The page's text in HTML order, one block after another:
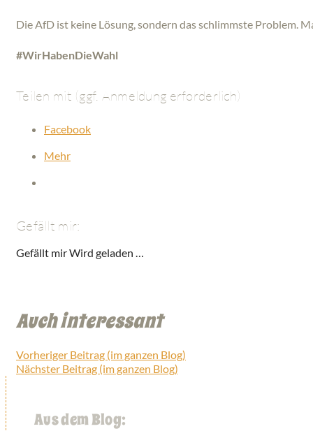
Die AfD ist keine Lösung, sondern das schlimmste Problem.
#WirHabenDieWahl
Teilen mit (ggf. Anmeldung erforderlich)
Facebook
Mehr
Gefällt mir:
Gefällt mirWird geladen …
Auch interessant
Vorheriger Beitrag (im ganzen Blog)
Nächster Beitrag (im ganzen Blog)
Aus dem Blog: